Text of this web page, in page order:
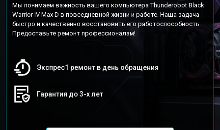
Мы понимаем важность вашего компьютера Thunderobot Black
Warrior IV Max D в повседневной жизни и работе. Наша задача -
быстро и качественно восстановить его работоспособность.
Предоставьте ремонт профессионалам!
Экспрес1 ремонт в день обращения
Гарантия до 3-х лет